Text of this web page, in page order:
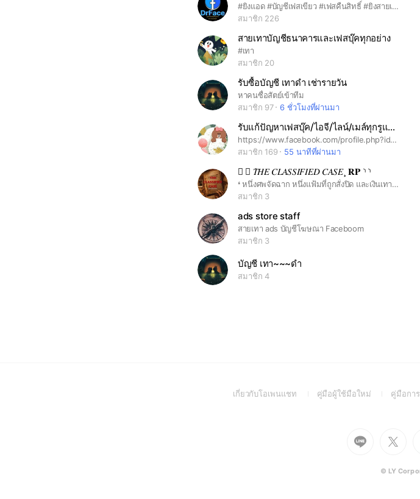
#ยิงแอด #บัญชีเฟสเขียว #เฟสคืนสิทธิ์ #ยิงสายเทา #ปัญหาการยิงแอด #การตลาดออนไลน์ #เฟสเขียวพร้อมยิง #คาสิโน #สอนยิงแอด #ads #เฟสยิงแอด #บัญชียิงแอด #เขียวคืนสิทธิ์ #การตลาดออนไลน์ #ยิงโฆษณาเฟสบุ๊ค #ยิงแอดสายเทา #ยิงแอด #ยิงแอดเฟสบุ๊ค #ขายบัญชีธุรกิจ #ขายบัญชียิงแอด #ขายเฟสเขียวยิงแอด #เฟสเขียว #ขายเพจ #เพจเขียวคืนสิทธิ์ #เพจยืนยันสิทธิ์ #ขายเพจยิงแอด #เฟสเขียวพร้อมยิง #งบยิงUnlimit #รับแก้เฟสล็อค #เฟสติดแดง #โดนจำกัดบัญชี #เพจโดนแบน #รับยิงแอด #สอนยิงแอด #เทคนิคยิงแอดสายเทา #FAcebookAds #Ads #ปัญหาการยิงแอด #Adsเฟสบุ๊ค
สมาชิก 226
สายเทาบัญชีธนาคารและเฟสบุ๊คทุกอย่าง
#เทา
สมาชิก 20
รับซื้อบัญชี เทาดำ เช่ารายวัน
หาคนซื่อสัตย์เข้าทีม
สมาชิก 97
6 ชั่วโมงที่ผ่านมา
รับแก้ปัญหาเฟสบุ๊ค/ไอจี/ไลน์/เมล์ทุกรูแบบ💥
https://www.facebook.com/profile.php?id=61554782121573&mibextid=ZbWKwL รับแก้เฟสบุ๊ค—ไอจี—ไลน์—อีเมล์—ฮอตเมล์—ทุกกรณี❗ 🧑🏼‍💻ทักเข้ามาสอบถามปรึกษาคุยก่อนได้ครับ 👉รายการคร่าวๆที่เรารับแก้👇 -ลืมรหัสเฟส🔐 -โดนแฮก/เฟสหลัก/เฟสลอง/เพจ/🛡️ -โดนสแปม⚠️ -ติดสองชั้น-เบอร์-แอพ🔒 -ล๊อคเบอร์แต่เบอร์หายหรือไม่ได้ใช้งาน📵 -ล๊อคปกติ/ล๊อคเฟสหลักมีคนแอบใช้บัญชี🪪 -ติดยืนยันตัวตน/ยื่นอุทธรณ์180วัน/โดนระงับ/🔴 -ติดสแปมต่างๆ/ผิดกฏชุมชน🔞 🧑🏼‍💻ทักมาสอบถามข้อมูลได้ตลอด24ชั่วโมง🧑🏼‍💻 FB : Gavin 🖥️🛜(งานสายเทาเจาะระบบ)งานแฮ็กเฟสแฟนหรือแฮ็กเมล์ต้องการรู้ที่อยู่IPเครื่องคนที่เราต้องการสามารถติดต่อคุยจ้างงานได้ที่ไลน์โดยตรง👉ID Line : anonymous007x #รับแก้เฟส #หาคนแก้เฟส #หาร้านแก้เฟส #ลืมรหัสผ่านเฟส #เฟสติดล็อค #เฟสโดนแฮ็ก #เฟสติดยืนยัน #เจาะสองชั้น #เฟสติดรหัสสองชั้น #เฟสเข้าไม่ได้ #เฟสมีปัญหา #รับเปลี่ยนเมลเฟส #รับตั้งสองชั้น #อื่นๆสอบถามคุยแก้ปัญหาก่อนได้🧑🏼‍💻
สมาชิก 169
55 นาทีที่ผ่านมา
❨ 🫆 ݁𝑇𝐻𝐸 𝐶𝐿𝐴𝑆𝑆𝐼𝐹𝐼𝐸𝐷 𝐶𝐴𝑆𝐸¸ 𝐑𝐏 ⸃⸃
❛ หนึ่งศพจัดฉาก หนึ่งแฟ้มที่ถูกสั่งปิด และเงินเทาที่ซื้อได้แม้กระทั่งความยุติธรรม ❜‎ ท่ามกลางแสงไฟวิบวับของเมืองหลวงที่ดูเหมือนจะไม่เคยหลับใหล กลับมีเงามืดขนาดใหญ่ทอดทับอยู่เบื้องหลังตึกสูงเสียดฟ้า ที่นั่น ความจริงถูกตีราคาด้วยตัวเลขในบัญชี และความตายถูกเปลี่ยนให้เป็นเพียงธุรการบทหนึ่งที่ไม่มีใครอยากจดจำ เมื่อกฎหมายที่ควรจะเป็นที่พึ่งสุดท้าย กลายเป็นเพียงเครื่องมือที่ถูกบิดเบือนโดยอำนาจและ 'เงินเทา' ที่ไหลเวียนอยู่ใต้โต๊ะทำงานของเหล่าผู้มีอิทธิพล ทุกย่างก้าวในเมืองนี้จึงเต็มไปด้วยกลลวงที่ถูกจัดฉากไว้อย่างวิจิตร บ่อยครั้งที่คดีสะเทือนขวัญถูกตัดสินให้เป็นเพียงอุบัติเหตุ และพยานหลักฐานที่ควรจะหนาแน่นกลับมลายหายไปในอากาศราวกับไม่เคยมีอยู่จริง แฟ้มคดีสีดำที่วางอยู่ตรงหน้าคุณ คือบันทึกของสิ่งที่โลกไม่ได้รับอนุญาตให้รู้ มันถูกประทับตราว่า " ปิดตาย "ไม่ใช่เพราะหาสาเหตุไม่ได้ แต่เพราะมันบรรจุความจริงที่อาจสั่นคลอนรากฐานของเมืองนี้ทั้งเมือง ภายใต้อาญานิทราที่ปกคลุมและเสียงเงียบที่ดังกว่าเสียงตะโกนใครจะเป็นคนกระชากหน้ากากที่ซ่อนอยู่เบื้องหลังรอยยิ้มจอมปลอมเหล่านั้น? ❛ ความตายพูดไม่ได้. . .แต่นักสืบที่ฉลาดย่อมได้ยินเสียงของมัน ❜‎ ────────────── ธีม : สืบสวน / ไทม์ไลน์ปัจจุบัน สถานที่ : ประเทศไทย ( 80% ) อิมเมจ : ศิลปินไม่จำกัดสัญชาติ เรท : 🟠🔴⚫️ หมายเหตุ : ทุกเหตุการณ์ในโรงเป็นเพียง*เรื่องสมมติ* ────────────── 𝐶𝑜𝑚𝑖𝑛𝑔 𝑠𝑜𝑜𝑛 • พบกันเร็วๆนี้ :)
สมาชิก 3
ads store staff
สายเทา ads บัญชีโฆษณา Faceboom
สมาชิก 3
บัญชี เทา~~~ดำ
สมาชิก 4
เกี่ยวกับโอเพนแชท
(Openคู่มือผู้ใช้มือใหม่
(Open
window)
คู่มือกา
Go
to
(Open
Go
to
(Open
© LY